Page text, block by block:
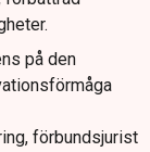
på den
förbundsjurist